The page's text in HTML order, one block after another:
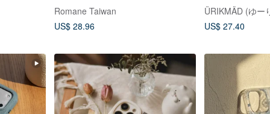
Romane Taiwan
US$ 28.96
US$ 27.40